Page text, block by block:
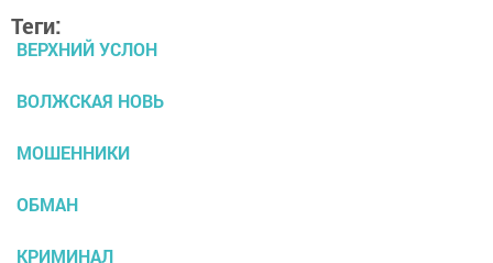
Теги:
ВЕРХНИЙ УСЛОН
ВОЛЖСКАЯ НОВЬ
МОШЕННИКИ
ОБМАН
КРИМИНАЛ